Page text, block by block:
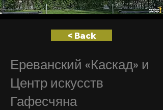
< Back
Ереванский «Каскад» и
Центр искусств
Гафесчяна